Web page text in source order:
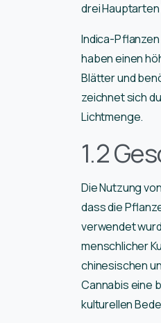
drei Hauptarten
Indica-
haben einen
Blätter und
zeichnet sich
Lichtmenge.
1.2
Die Nutzung
dass die
verwendet
menschlicher
chinesischen
Cannabis eine
kulturellen